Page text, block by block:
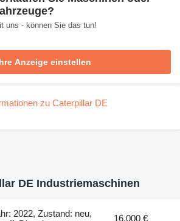
uns - können Sie das tun!
Anzeige einstellen
zu Caterpillar DE
DE Industriemaschinen
2022, Zustand: neu,
16.000 €